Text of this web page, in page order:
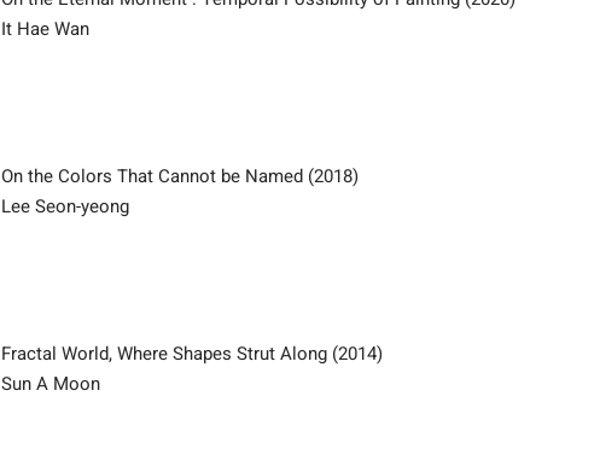
It Hae Wan
​On the Colors That Cannot be Named (2018)
Lee Seon-yeong
Fractal World, Where Shapes Strut Along (2014)
Sun A Moon